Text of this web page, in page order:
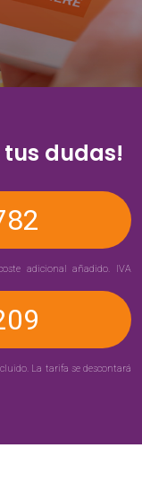
tus dudas!
adicional añadido. IVA
La tarifa se descontará